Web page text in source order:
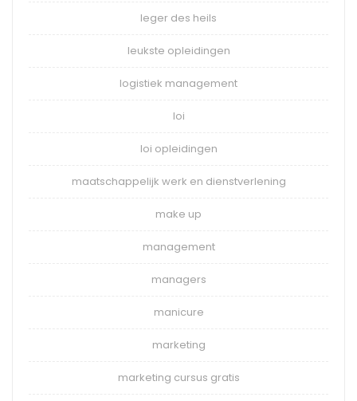
leger des heils
leukste opleidingen
logistiek management
loi
loi opleidingen
maatschappelijk werk en dienstverlening
make up
management
managers
manicure
marketing
marketing cursus gratis